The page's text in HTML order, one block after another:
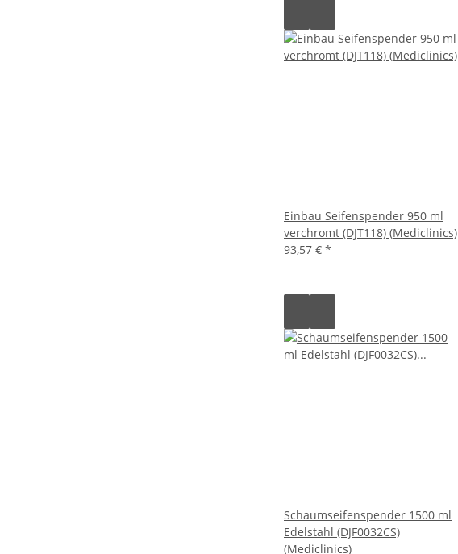
Einbau Seifenspender 950 ml
verchromt (DJT118) (Mediclinics)
93,57 € *
Schaumseifenspender 1500 ml
Edelstahl (DJF0032CS)
(Mediclinics)